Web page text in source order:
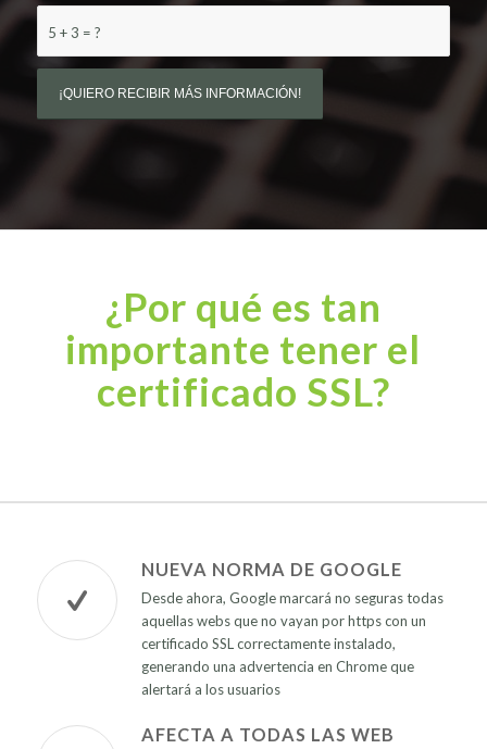
5 + 3 = ?
¿Por qué es tan
importante tener el
certificado SSL?
NUEVA NORMA DE GOOGLE
Desde ahora, Google marcará no seguras todas
aquellas webs que no vayan por https con un
certificado SSL correctamente instalado,
generando una advertencia en Chrome que
alertará a los usuarios
AFECTA A TODAS LAS WEB